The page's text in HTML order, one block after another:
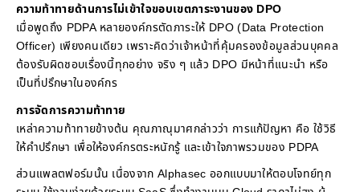
ความท้าทายด้านการไม่เข้าใจขอบเขตภาระงานของ DPO
เมื่อพูดถึง PDPA หลายองค์กรตัดภาระให้ DPO (Data Protection
Officer) เพียงคนเดียว เพราะคิดว่าเจ้าหน้าที่คุ้มครองข้อมูลส่วนบุคคล
ต้องรับผิดชอบเรื่องนี้ทุกอย่าง จริง ๆ แล้ว DPO มีหน้าที่แนะนำ หรือ
เป็นที่ปรึกษาในองค์กร
การจัดการความท้าทาย
เหล่าความท้าทายข้างต้น คุณภาณุมาศกล่าวว่า การแก้ปัญหา คือ ใช้วิธี
ให้คำปรึกษา เพื่อให้องค์กรตระหนักรู้ และเข้าใจภาพรวมของ PDPA
ส่วนแพลตฟอร์มนั้น เนื่องจาก Alphasec ออกแบบมาให้ตอบโจทย์ทุก